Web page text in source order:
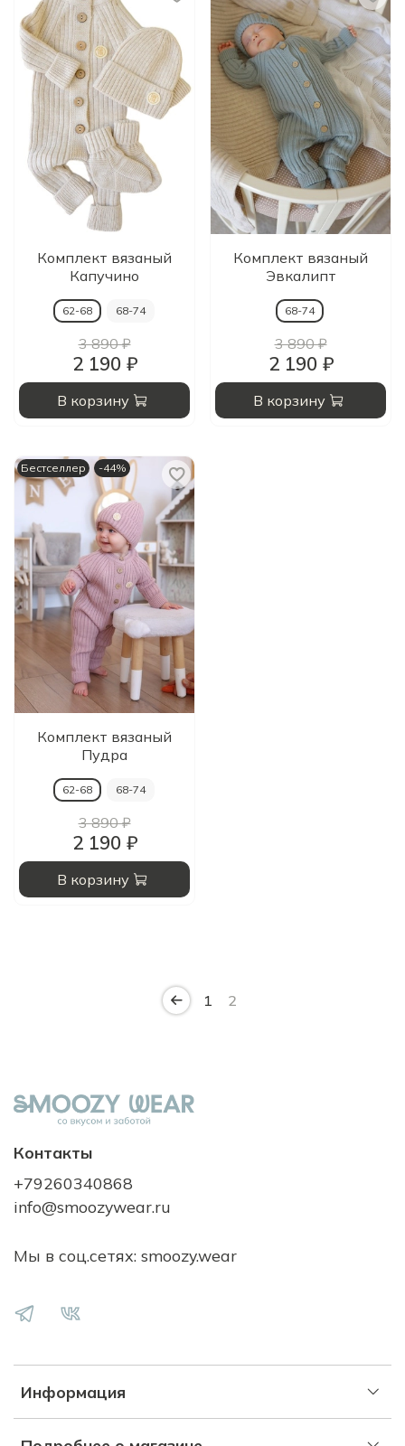
Комплект вязаный
Капучино
62-68 68-74
3 890 ₽
2 190 ₽
В корзину
Комплект вязаный
Эвкалипт
68-74
3 890 ₽
2 190 ₽
В корзину
Бестселлер -44%
Комплект вязаный
Пудра
62-68 68-74
3 890 ₽
2 190 ₽
В корзину
1 2
Информация
Контакты
+79260340868
info@smoozywear.ru
Мы в соц.сетях: smoozy.wear